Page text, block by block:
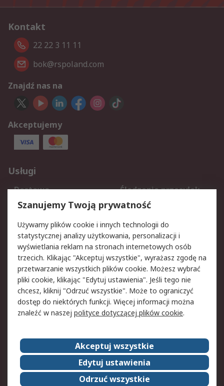
Kontakt
22 22 3 11 11
bok@rspoland.com
Znajdź nas na
Akceptujemy
Usługi
Dostawa
Śledzenie przesyłek
Reklamacje i zwroty
Rejestracja
Aspekty prawne
Bezpieczeństwo e-
maila
Polityka dotycząca
plików cookie
Polityka prywatności
Użytkowanie witryny
Zastrzeżenia prawne
Warunki Sprzedaży
Kontakt
O firmie RS
RS na świecie
Kariera
Nagrody dla RS
Szanujemy Twoją prywatność
Używamy plików cookie i innych technologii do
statystycznej analizy użytkowania, personalizacji i
wyświetlania reklam na stronach internetowych osób
trzecich. Klikając "Akceptuj wszystkie", wyrażasz zgodę na
przetwarzanie wszystkich plików cookie. Możesz wybrać
pliki cookie, klikając "Edytuj ustawienia". Jeśli tego nie
chcesz, kliknij "Odrzuć wszystkie". Może to ograniczyć
dostęp do niektórych funkcji. Więcej informacji można
znaleźć w naszej polityce dotyczącej plików cookie.
Akceptuj wszystkie
Edytuj ustawienia
Odrzuć wszystkie